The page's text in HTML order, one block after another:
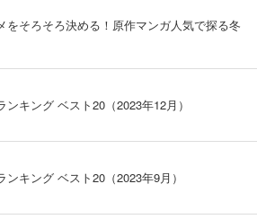
をそろそろ決める！原作マンガ人気で探る冬
ンキング ベスト20（2023年12月）
ンキング ベスト20（2023年9月）